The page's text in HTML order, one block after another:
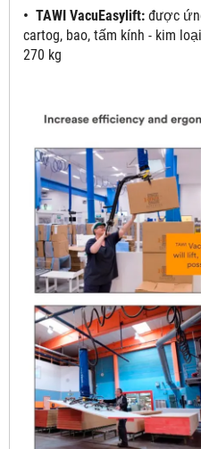
• TAWI VacuEasylift: được
cartog, bao, tấm kính - kim
270 kg